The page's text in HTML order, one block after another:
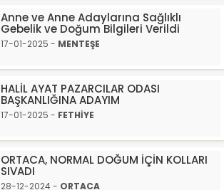
Anne ve Anne Adaylarına Sağlıklı
Gebelik ve Doğum Bilgileri Verildi
17-01-2025 - MENTEŞE
HALİL AYAT PAZARCILAR ODASI
BAŞKANLIĞINA ADAYIM
17-01-2025 - FETHİYE
ORTACA, NORMAL DOĞUM İÇİN KOLLARI
SIVADI
28-12-2024 - ORTACA